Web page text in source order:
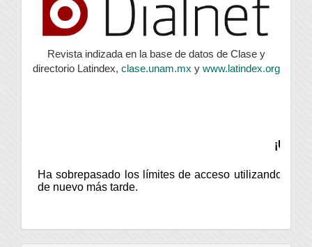
Revista indizada en la base de datos de Clase y
directorio Latindex, clase.unam.mx y www.latindex.org